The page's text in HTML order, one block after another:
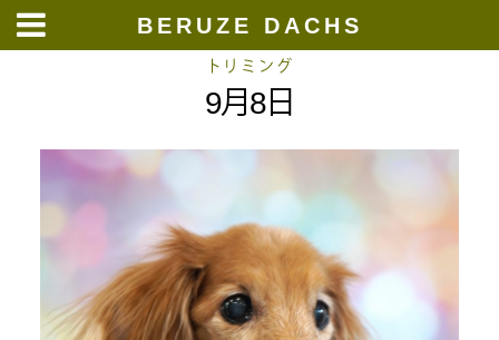
BERUZE DACHS
トリミング
9月8日